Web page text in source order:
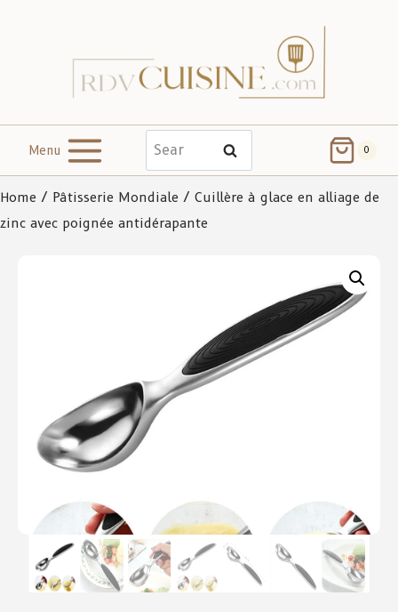
Menu Search 0
Home / Pâtisserie Mondiale / Cuillère à glace en alliage de
zinc avec poignée antidérapante